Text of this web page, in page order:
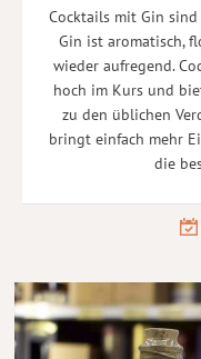
Cocktails mit Gin
Gin ist aromatisch,
wieder aufregend.
hoch im Kurs und
zu den üblichen
bringt einfach mehr
die